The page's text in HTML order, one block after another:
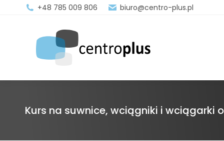
+48 785 009 806 biuro@centro-plus.pl
Kurs na suwnice, wciągniki i wciągarki